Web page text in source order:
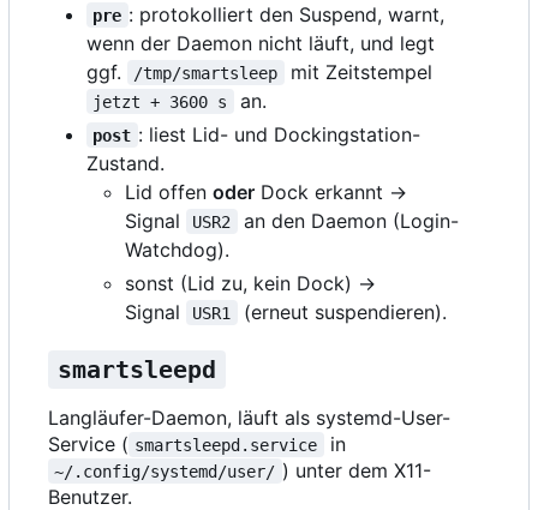
pre : protokolliert den Suspend, warnt,
wenn der Daemon nicht läuft, und legt
ggf.
/tmp/smartsleep mit Zeitstempel
jetzt + 3600 s an.
post : liest Lid- und Dockingstation-
Zustand.
Lid offen oder Dock erkannt →
Signal
USR2
an den Daemon (Login-
Watchdog).
sonst (Lid zu, kein Dock) →
Signal
USR1 (erneut suspendieren).
smartsleepd
Langläufer-Daemon, läuft als systemd-User-
Service ( smartsleepd.service in
~/.config/systemd/user/ ) unter dem X11-
Benutzer.